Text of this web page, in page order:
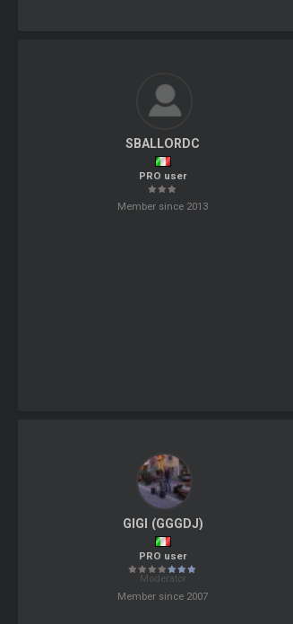
SBALLORDC
PRO user
Member since 2013
GIGI (GGGDJ)
PRO user
Moderator
Member since 2007